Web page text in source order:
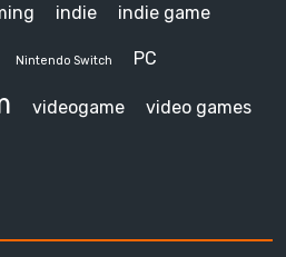
indie indie game
Nintendo Switch PC
videogame video games